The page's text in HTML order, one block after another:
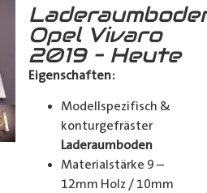
Opel Vivaro
2019 – Heute
Eigenschaften:
Modellspezifisch &
konturgefräster
Laderaumboden
Materialstärke 9 –
12mm Holz / 10mm